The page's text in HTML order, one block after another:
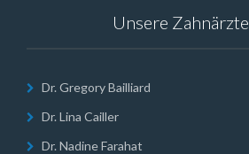
Unsere Zahnärzte
Dr. Gregory Bailliard
Dr. Lina Cailler
Dr. Nadine Farahat